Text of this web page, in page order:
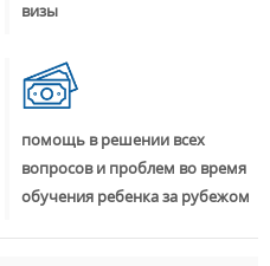
визы
помощь в решении всех
вопросов и проблем во время
обучения ребенка за рубежом